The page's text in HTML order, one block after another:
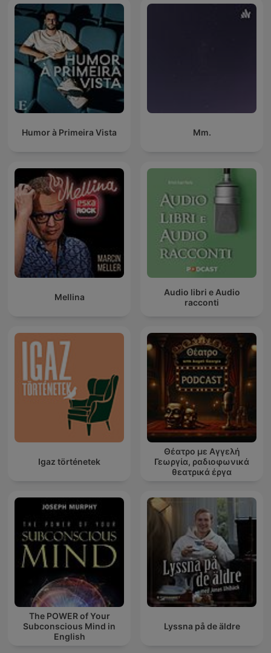
Humor à Primeira Vista Mm.
Mellina
Audio libri e Audio
racconti
Igaz történetek
Θέατρο με Αγγελή
Γεωργία, ραδιοφωνικά
θεατρικά έργα
The POWER of Your
Subconscious Mind in
English
Lyssna på de äldre